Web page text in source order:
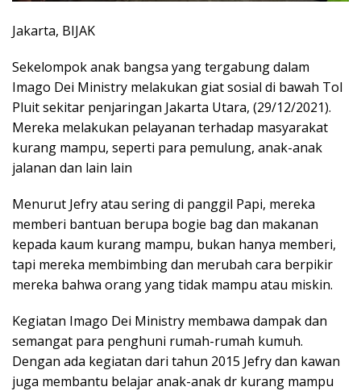
Jakarta, BIJAK
Sekelompok anak bangsa yang tergabung dalam
Imago Dei Ministry melakukan giat sosial di bawah Tol
Pluit sekitar penjaringan Jakarta Utara, (29/12/2021).
Mereka melakukan pelayanan terhadap masyarakat
kurang mampu, seperti para pemulung, anak-anak
jalanan dan lain lain
Menurut Jefry atau sering di panggil Papi, mereka
memberi bantuan berupa bogie bag dan makanan
kepada kaum kurang mampu, bukan hanya memberi,
tapi mereka membimbing dan merubah cara berpikir
mereka bahwa orang yang tidak mampu atau miskin.
Kegiatan Imago Dei Ministry membawa dampak dan
semangat para penghuni rumah-rumah kumuh.
Dengan ada kegiatan dari tahun 2015 Jefry dan kawan
juga membantu belajar anak-anak dr kurang mampu